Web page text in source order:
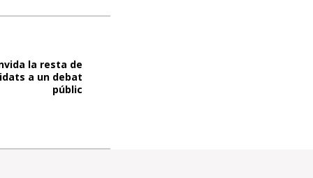
la resta de
a un debat
públic